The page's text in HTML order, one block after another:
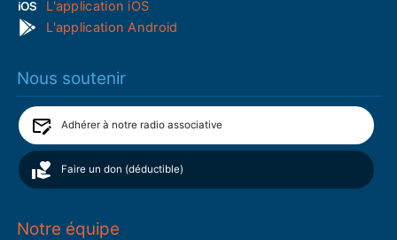
L'application iOS
L'application Android
Nous soutenir
Adhérer à notre radio associative
Faire un don (déductible)
Notre équipe